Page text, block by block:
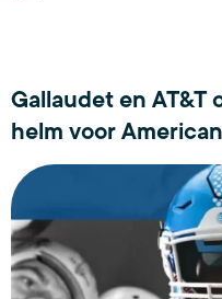
Gallaudet en AT&T
helm voor